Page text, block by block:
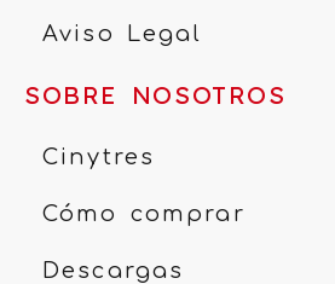
Aviso Legal
SOBRE NOSOTROS
Cinytres
Cómo comprar
Descargas